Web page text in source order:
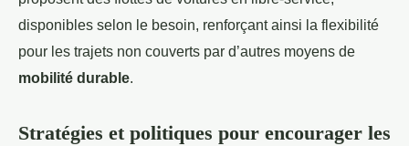
disponibles selon le besoin, renforçant ainsi la flexibilité
pour les trajets non couverts par d’autres moyens de
mobilité durable.
Stratégies et politiques pour encourager les